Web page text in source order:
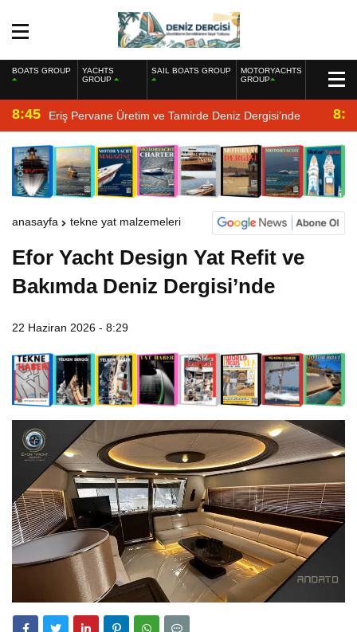
BOATS GROUP
YACHTS
GROUP
SAIL BOATS GROUP
MOTORYACHTS
GROUP
8:45 Eriş Pervane Üretim ve Tamirde Deniz Dergisi’nde
anasayfa tekne yat malzemeleri
Efor Yacht Design Yat Refit ve
Bakımda Deniz Dergisi’nde
22 Haziran 2026 - 8:29